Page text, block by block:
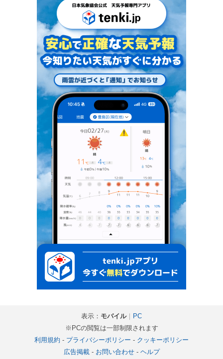
表示： モバイル｜
PC
※PCの閲覧は一部制限されます
利用規約 - プライバシーポリシー - クッキーポリシー
広告掲載- お問い合わせ- ヘルプ